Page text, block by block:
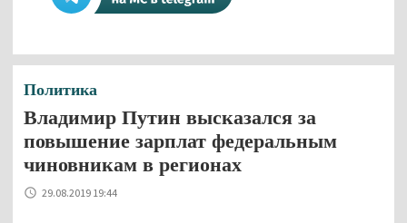
Политика
Владимир Путин высказался за
повышение зарплат федеральным
чиновникам в регионах
29.08.2019 19:44